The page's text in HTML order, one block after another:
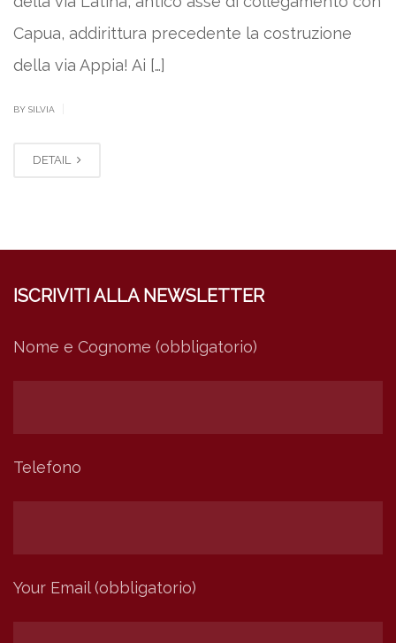
Capua, addirittura precedente la costruzione
della via Appia! Ai […]
BY SILVIA
DETAIL
ISCRIVITI ALLA NEWSLETTER
Nome e Cognome (obbligatorio)
Telefono
Your Email (obbligatorio)